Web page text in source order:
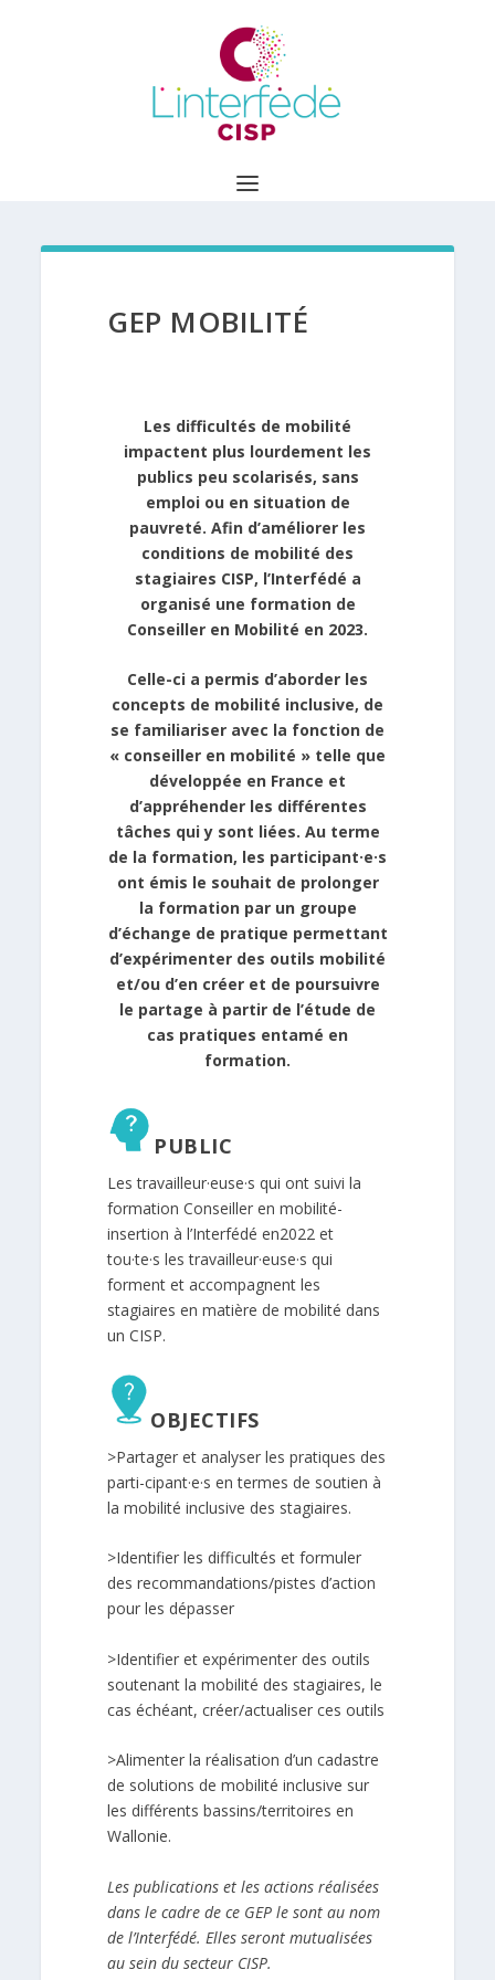
GEP MOBILITÉ
Les difficultés de mobilité
impactent plus lourdement les
publics peu scolarisés, sans
emploi ou en situation de
pauvreté. Afin d’améliorer les
conditions de mobilité des
stagiaires CISP, l’Interfédé a
organisé une formation de
Conseiller en Mobilité en 2023.
Celle-ci a permis d’aborder les
concepts de mobilité inclusive, de
se familiariser avec la fonction de
« conseiller en mobilité » telle que
développée en France et
d’appréhender les différentes
tâches qui y sont liées. Au terme
de la formation, les participant·e·s
ont émis le souhait de prolonger
la formation par un groupe
d’échange de pratique permettant
d’expérimenter des outils mobilité
et/ou d’en créer et de poursuivre
le partage à partir de l’étude de
cas pratiques entamé en
formation.
PUBLIC
Les travailleur·euse·s qui ont suivi la
formation Conseiller en mobilité-
insertion à l’Interfédé en2022 et
tou·te·s les travailleur·euse·s qui
forment et accompagnent les
stagiaires en matière de mobilité dans
un CISP.
OBJECTIFS
>Partager et analyser les pratiques des
parti-cipant·e·s en termes de soutien à
la mobilité inclusive des stagiaires.
>Identifier les difficultés et formuler
des recommandations/pistes d’action
pour les dépasser
>Identifier et expérimenter des outils
soutenant la mobilité des stagiaires, le
cas échéant, créer/actualiser ces outils
>Alimenter la réalisation d’un cadastre
de solutions de mobilité inclusive sur
les différents bassins/territoires en
Wallonie.
Les publications et les actions réalisées
dans le cadre de ce GEP le sont au nom
de l’Interfédé. Elles seront mutualisées
au sein du secteur CISP.